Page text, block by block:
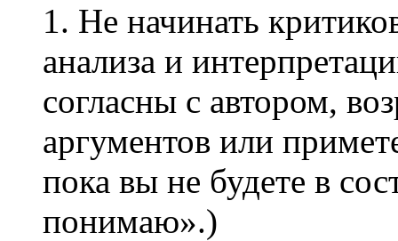
1. Не начинать
анализа и
согласны с автором,
аргументов или
пока вы не будете в
понимаю».)